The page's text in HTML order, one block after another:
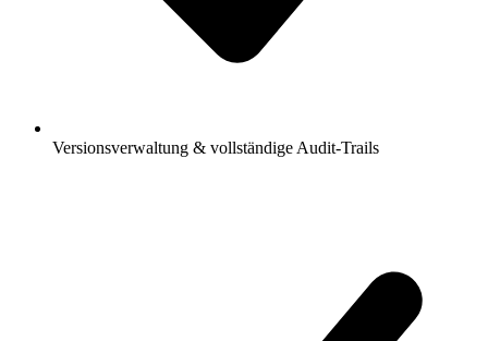
Versionsverwaltung & vollständige Audit-Trails